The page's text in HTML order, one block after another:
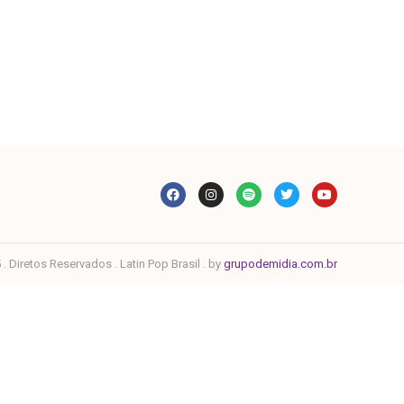
. Diretos Reservados . Latin Pop Brasil . by grupodemidia.com.br